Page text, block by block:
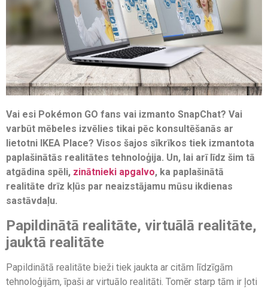
Vai esi Pokémon GO fans vai izmanto SnapChat? Vai
varbūt mēbeles izvēlies tikai pēc konsultēšanās ar
lietotni IKEA Place? Visos šajos sīkrīkos tiek izmantota
paplašinātās realitātes tehnoloģija. Un, lai arī līdz šim tā
atgādina spēli, zinātnieki apgalvo, ka paplašinātā
realitāte drīz kļūs par neaizstājamu mūsu ikdienas
sastāvdaļu.
Papildinātā realitāte, virtuālā realitāte,
jauktā realitāte
Papildinātā realitāte bieži tiek jaukta ar citām līdzīgām
tehnoloģijām, īpaši ar virtuālo realitāti. Tomēr starp tām ir ļoti